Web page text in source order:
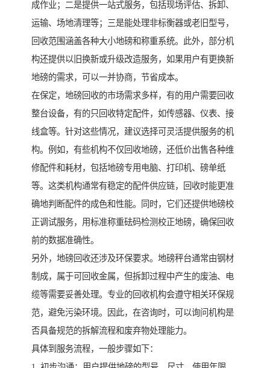
成作业；二是提供一站式服务，包括现场评估、拆卸、
运输、场地清理等；三是能处理非标衡器或老旧型号，
回收范围涵盖各种大小地磅和称重系统。此外，部分机
构还提供以旧换新或升级改造服务，如果用户有更换新
地磅的需求，可以一并协商，节省成本。
在保定，地磅回收的市场需求多样，有的用户需要回收
整台设备，有的只回收特定配件，如传感器、仪表、接
线盒等。针对这些情况，建议选择可灵活提供服务的机
构。例如，有些机构不仅回收地磅，还低价出售各种维
修配件和耗材，包括地磅专用电脑、打印机、磅单纸
等。这类机构通常有稳定的配件供应链，回收时能更准
确地判断配件的成色和性能。同时，它们还提供地磅校
正调试服务，用标准称重砝码检测校正地磅，确保回收
前的数据准确性。
另外，地磅回收还涉及环保要求。地磅秤台通常由钢材
制成，属于可回收金属，但拆卸过程中产生的废油、电
缆等需要妥善处理。专业的回收机构会遵守相关环保规
范，避免污染环境。因此，在咨询时，可以询问机构是
否具备规范的拆解流程和废弃物处理能力。
具体到服务流程，一般步骤如下：